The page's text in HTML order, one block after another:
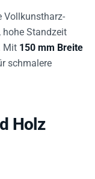
Vollkunstharz-
Standzeit
Mit 150 mm Breite
schmalere
Holz